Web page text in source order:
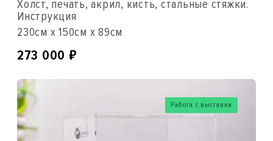
Холст, печать, акрил, кисть, стальные стяжки.
Инструкция
230см x 150см x 89см
273 000 ₽
Работа с выставки